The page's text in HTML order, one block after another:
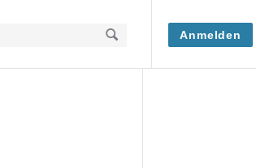
Anmelden
Seitenleiste